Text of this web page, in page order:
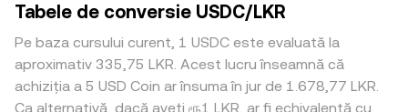
Tabele de conversie USDC/LKR
Pe baza cursului curent, 1 USDC este evaluată la
aproximativ 335,75 LKR. Acest lucru înseamnă că
achiziția a 5 USD Coin ar însuma în jur de 1.678,77 LKR.
Ca alternativă, dacă aveți ரூ1 LKR, ar fi echivalentă cu